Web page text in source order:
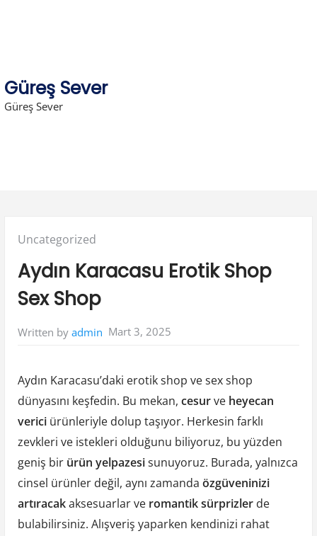
Güreş Sever
Güreş Sever
Posted
Uncategorized
Aydın Karacasu Erotik Shop
Sex Shop
Written by admin Mart 3, 2025
Aydın Karacasu’daki erotik shop ve sex shop
dünyasını keşfedin. Bu mekan, cesurve heyecan
vericiürünleriyle dolup taşıyor. Herkesin farklı
zevkleri ve istekleri olduğunu biliyoruz, bu yüzden
geniş bir ürün yelpazesisunuyoruz. Burada, yalnızca
cinsel ürünler değil, aynı zamanda özgüveninizi
artıracakaksesuarlar ve romantik sürprizlerde
bulabilirsiniz. Alışveriş yaparken kendinizi rahat